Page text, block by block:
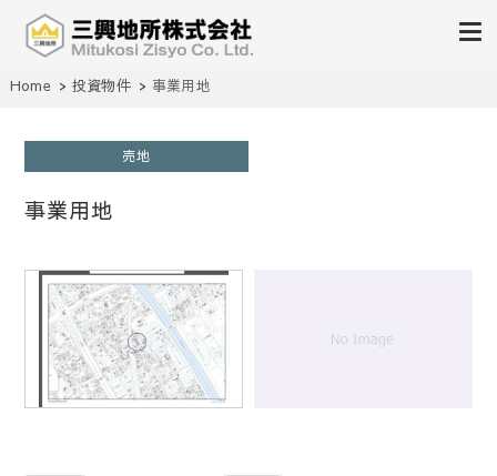
三興地所株式会社
不動産の売買、賃貸、仲介、管理
Home 投資物件 事業用地
売地
事業用地
1/